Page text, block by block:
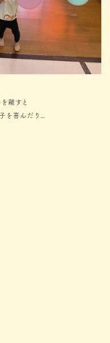
離すと
を喜んだり…